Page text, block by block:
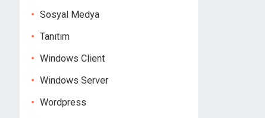
Sosyal Medya
Tanıtım
Windows Client
Windows Server
Wordpress